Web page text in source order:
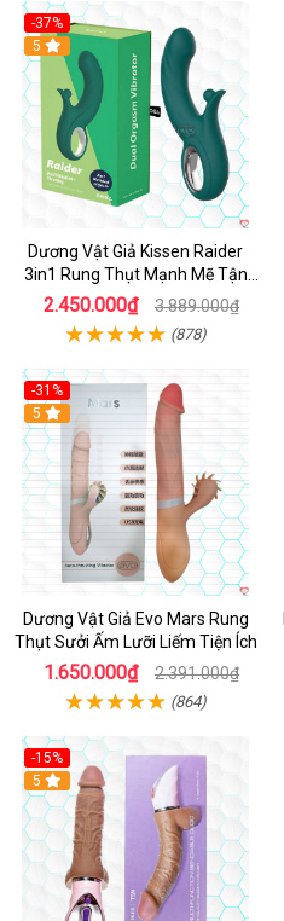
-37%
Hot
5
Dương Vật Giả Kissen Raider
3in1 Rung Thụt Mạnh Mẽ Tận
Hưởng
2.450.000₫ 3.889.000₫
(878)
-31%
5
Dương Vật Giả Evo Mars Rung
Thụt Sưởi Ấm Lưỡi Liếm Tiện Ích
1.650.000₫ 2.391.000₫
(864)
-15%
5